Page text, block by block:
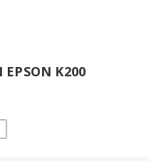
EPSON K200